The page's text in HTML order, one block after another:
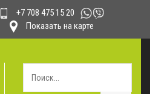
+7 708 475 15 20
Показать на карте